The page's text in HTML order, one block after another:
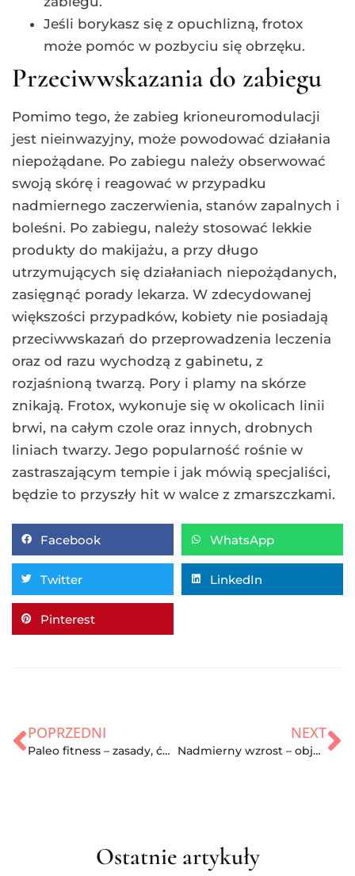
Jeśli borykasz się z opuchlizną, frotox
może pomóc w pozbyciu się obrzęku.
Przeciwwskazania do zabiegu
Pomimo tego, że zabieg krioneuromodulacji
jest nieinwazyjny, może powodować działania
niepożądane. Po zabiegu należy obserwować
swoją skórę i reagować w przypadku
nadmiernego zaczerwienia, stanów zapalnych i
boleśni. Po zabiegu, należy stosować lekkie
produkty do makijażu, a przy długo
utrzymujących się działaniach niepożądanych,
zasięgnąć porady lekarza. W zdecydowanej
większości przypadków, kobiety nie posiadają
przeciwwskazań do przeprowadzenia leczenia
oraz od razu wychodzą z gabinetu, z
rozjaśnioną twarzą. Pory i plamy na skórze
znikają. Frotox, wykonuje się w okolicach linii
brwi, na całym czole oraz innych, drobnych
liniach twarzy. Jego popularność rośnie w
zastraszającym tempie i jak mówią specjaliści,
będzie to przyszły hit w walce z zmarszczkami.
Facebook WhatsApp
Twitter LinkedIn
Pinterest
POPRZEDNI
Paleo fitness – zasady, ćwiczenia i efekty
NEXT
Nadmierny wzrost – objawy, przyczyny i leczenie
Ostatnie artykuły